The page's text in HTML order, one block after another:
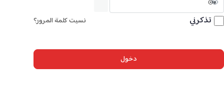
نسيت كلمة المرور؟ تذكرني